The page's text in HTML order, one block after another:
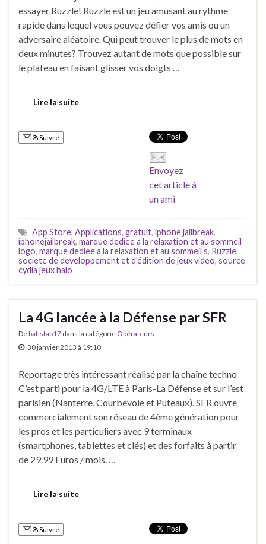
essayer Ruzzle! Ruzzle est un jeu amusant au rythme
rapide dans lequel vous pouvez défier vos amis ou un
adversaire aléatoire. Qui peut trouver le plus de mots en
deux minutes? Trouvez autant de mots que possible sur
le plateau en faisant glisser vos doigts …
Lire la suite
Suivre
Envoyez
cet article à
un ami
App Store, Applications, gratuit, iphone jailbreak,
iphonejailbreak, marque dediee a la relaxation et au sommeil
logo, marque dediee a la relaxation et au sommeil s, Ruzzle,
societe de developpement et d'édition de jeux video, source
cydia jeux halo
La 4G lancée à la Défense par SFR
Debatistab17 dans la catégorie Opérateurs
30 janvier 2013 à 19:10
Reportage très intéressant réalisé par la chaîne techno
C’est parti pour la 4G/LTE à Paris-La Défense et sur l’est
parisien (Nanterre, Courbevoie et Puteaux). SFR ouvre
commercialement son réseau de 4ème génération pour
les pros et les particuliers avec 9 terminaux
(smartphones, tablettes et clés) et des forfaits à partir
de 29.99 Euros / mois. …
Lire la suite
Suivre